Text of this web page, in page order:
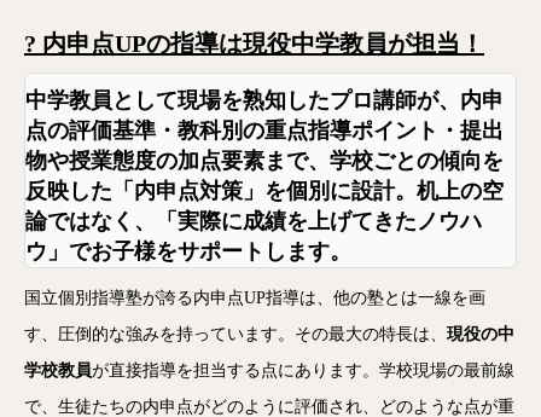
? 内申点UPの指導は現役中学教員が担当！
中学教員として現場を熟知したプロ講師が、内申
点の評価基準・教科別の重点指導ポイント・提出
物や授業態度の加点要素まで、 学校ごとの傾向を
反映した「内申点対策」を個別に設計。机上の空
論ではなく、「実際に成績を上げてきたノウハ
ウ」でお子様をサポートします。
国立個別指導塾が誇る内申点UP指導は、他の塾とは一線を画
す、圧倒的な強みを持っています。その最大の特長は、 現役の中
学校教員が直接指導を担当する点にあります。学校現場の最前線
で、生徒たちの内申点がどのように評価され、どのような点が重